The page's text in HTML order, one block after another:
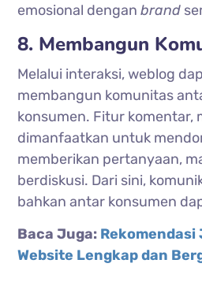
emosional denganbrand
8. Membangun
Melalui interaksi, weblog
membangun komunitas
konsumen. Fitur komentar,
dimanfaatkan untuk
memberikan pertanyaan,
berdiskusi. Dari sini,
bahkan antar konsumen
Baca Juga: Rekomendasi
Website Lengkap dan